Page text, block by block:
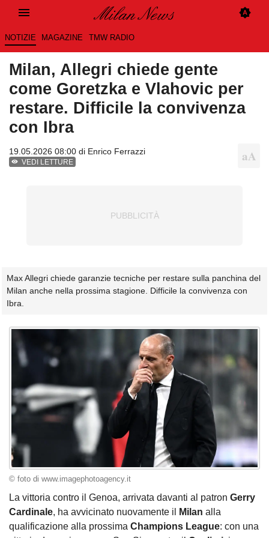
NOTIZIE MAGAZINE TMW RADIO
Milan, Allegri chiede gente
come Goretzka e Vlahovic per
restare. Difficile la convivenza
con Ibra
19.05.2026 08:00 di Enrico Ferrazzi
VEDI LETTURE
Max Allegri chiede garanzie tecniche per restare sulla panchina del
Milan anche nella prossima stagione. Difficile la convivenza con
Ibra.
© foto di www.imagephotoagency.it
La vittoria contro il Genoa, arrivata davanti al patron Gerry
Cardinale, ha avvicinato nuovamente il Milan alla
qualificazione alla prossima Champions League: con una